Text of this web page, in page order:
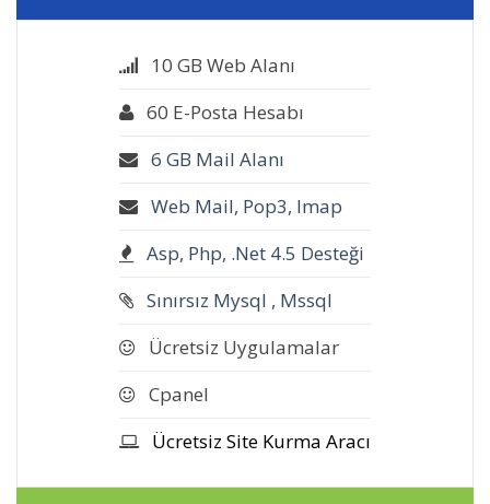
10 GB Web Alanı
60 E-Posta Hesabı
6 GB Mail Alanı
Web Mail, Pop3, Imap
Asp, Php, .Net 4.5 Desteği
Sınırsız Mysql , Mssql
Ücretsiz Uygulamalar
Cpanel
Ücretsiz Site Kurma Aracı